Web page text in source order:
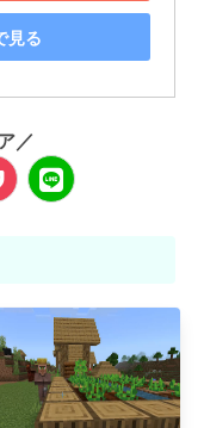
見る
／